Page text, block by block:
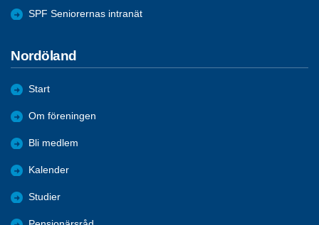
SPF Seniorernas intranät
Nordöland
Start
Om föreningen
Bli medlem
Kalender
Studier